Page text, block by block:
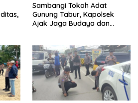
Sambangi Tokoh Adat
Gunung Tabur, Kapolsek
Ajak Jaga Budaya dan